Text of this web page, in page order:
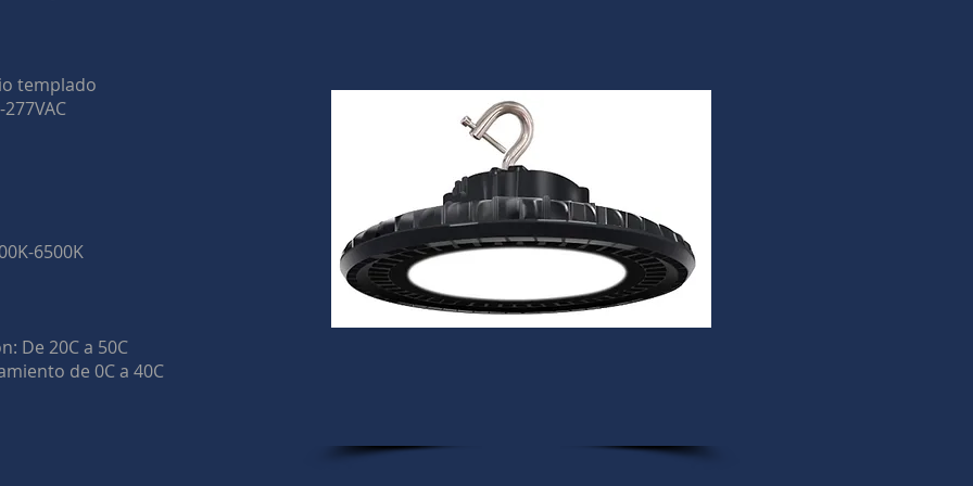
templado
6500K
De 20C a 50C
de 0C a 40C